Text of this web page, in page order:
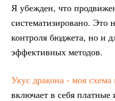
Я убежден, что
систематизировано. Это
контроля бюджета, но и
эффективных методов.
Укус дракона - моя
включает в себя